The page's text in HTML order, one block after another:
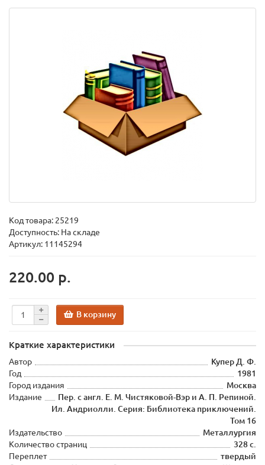
Код товара: 25219
Доступность: На складе
Артикул: 11145294
220.00 р.
В корзину
Краткие характеристики
Автор
Купер Д. Ф.
Год
1981
Город издания
Москва
Издание
Пер. с англ. Е. М. Чистяковой-Вэр и А. П. Репиной.
Ил. Андриолли. Серия: Библиотека приключений.
Том 16
Издательство
Металлургия
Количество страниц
328 с.
Переплет
твердый